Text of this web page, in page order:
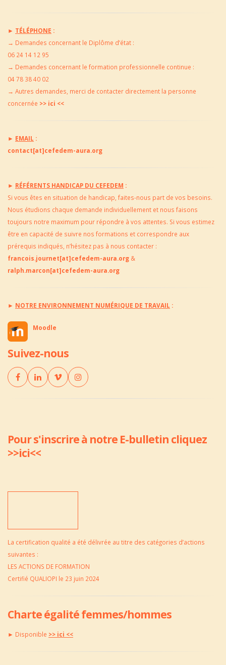
► TÉLÉPHONE :
→ Demandes concernant le Diplôme d’état :
06 24 14 12 95
→ Demandes concernant le formation professionnelle continue :
04 78 38 40 02
→ Autres demandes, merci de contacter directement la personne
concernée >> ici <<
► EMAIL :
contact[at]cefedem-aura.org
► RÉFÉRENTS HANDICAP DU CEFEDEM :
Si vous êtes en situation de handicap, faites-nous part de vos besoins.
Nous étudions chaque demande individuellement et nous faisons
toujours notre maximum pour répondre à vos attentes. Si vous estimez
être en capacité de suivre nos formations et correspondre aux
prérequis indiqués, n’hésitez pas à nous contacter :
francois.journet[at]cefedem-aura.org &
ralph.marcon[at]cefedem-aura.org
► NOTRE ENVIRONNEMENT NUMÉRIQUE DE TRAVAIL :
Moodle
Suivez-nous
Pour s'inscrire à notre E-bulletin cliquez
>>ici<<
La certification qualité a été délivrée au titre des catégories d’actions
suivantes :
LES ACTIONS DE FORMATION
Certifié QUALIOPI le 23 juin 2024
Charte égalité femmes/hommes
► Disponible >> ici <<